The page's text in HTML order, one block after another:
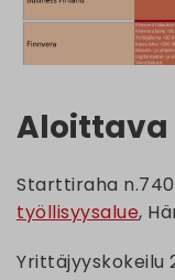
Starttiraha
työllisyysalue,
Yrittäjyyskokeilu